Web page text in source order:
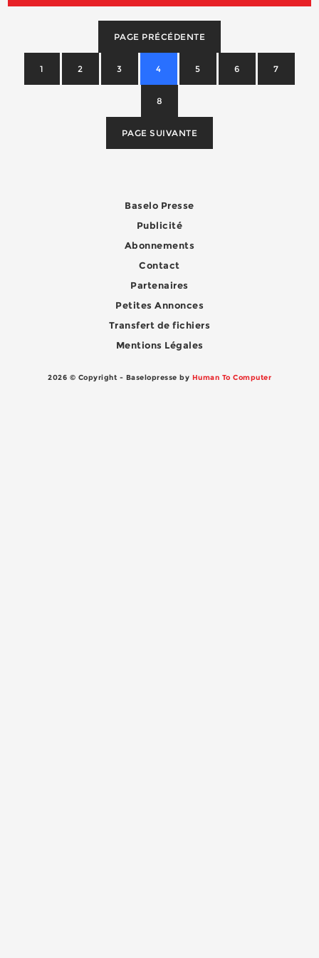
PAGE PRÉCÉDENTE
1 2 3 4 5 6 7
8
PAGE SUIVANTE
Baselo Presse
Publicité
Abonnements
Contact
Partenaires
Petites Annonces
Transfert de fichiers
Mentions Légales
2026 © Copyright - Baselopresse by Human To Computer